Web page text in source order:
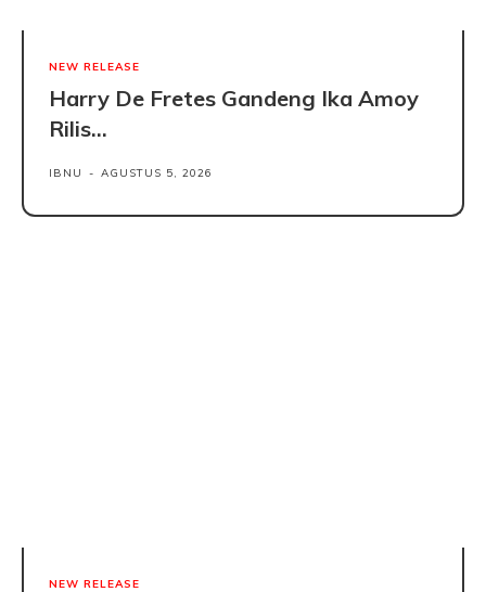
NEW RELEASE
Harry De Fretes Gandeng Ika Amoy
Rilis...
IBNU - AGUSTUS 5, 2026
NEW RELEASE